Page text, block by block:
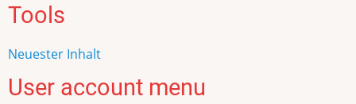
Tools
Neuester Inhalt
User account menu